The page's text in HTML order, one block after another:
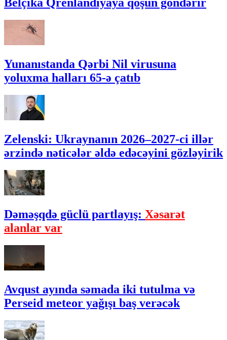
Belçika Qrenlandiyaya qoşun göndərir
Yunanıstanda Qərbi Nil virusuna
yoluxma halları 65-ə çatıb
Zelenski: Ukraynanın 2026–2027-ci illər
ərzində nəticələr əldə edəcəyini gözləyirik
Dəməşqdə güclü partlayış: Xəsarət
alanlar var
Avqust ayında səmada iki tutulma və
Perseid meteor yağışı baş verəcək